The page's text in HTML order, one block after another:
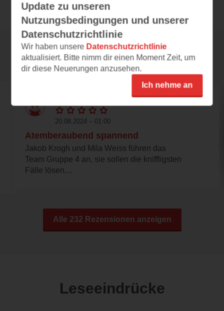
Rezensionen
20.08.2024 – 01:00
Atemberaubend spannend
Jakob Krogh und Mila Weiss führen das
Team Gruppe 4 an, sie sollen die kniffligsten
Fälle lösen....
Alle 232 Rezensionen anzeigen
Leseeindrücke
Update zu unseren
Nutzungsbedingungen und unserer
Datenschutzrichtlinie
Wir haben unsere Datenschutzrichtlinie
aktualisiert. Bitte nimm dir einen Moment Zeit, um
dir diese Neuerungen anzusehen.
Ich nehme an